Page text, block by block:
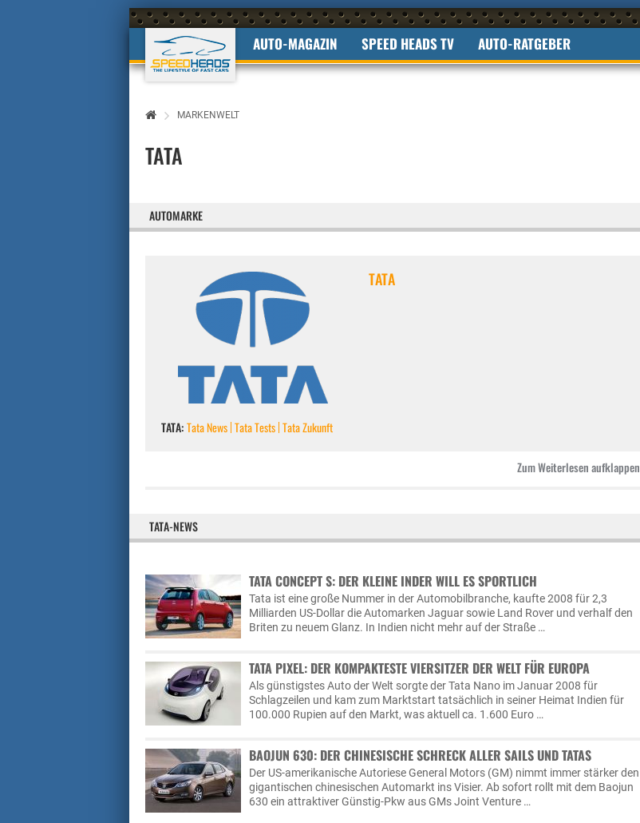
AUTO-MAGAZIN SPEED HEADS TV AUTO-RATGEBER
MARKENWELT
TATA
AUTOMARKE
TATA:Tata News Tata Tests Tata Zukunft
TATA
Zum Weiterlesen aufklappen
TATA-NEWS
TATA CONCEPT S: DER KLEINE INDER WILL ES SPORTLICH
Tata ist eine große Nummer in der Automobilbranche, kaufte 2008 für 2,3
Milliarden US-Dollar die Automarken Jaguar sowie Land Rover und verhalf den
Briten zu neuem Glanz. In Indien nicht mehr auf der Straße …
TATA PIXEL: DER KOMPAKTESTE VIERSITZER DER WELT FÜR EUROPA
Als günstigstes Auto der Welt sorgte der Tata Nano im Januar 2008 für
Schlagzeilen und kam zum Marktstart tatsächlich in seiner Heimat Indien für
100.000 Rupien auf den Markt, was aktuell ca. 1.600 Euro …
BAOJUN 630: DER CHINESISCHE SCHRECK ALLER SAILS UND TATAS
Der US-amerikanische Autoriese General Motors (GM) nimmt immer stärker den
gigantischen chinesischen Automarkt ins Visier. Ab sofort rollt mit dem Baojun
630 ein attraktiver Günstig-Pkw aus GMs Joint Venture …